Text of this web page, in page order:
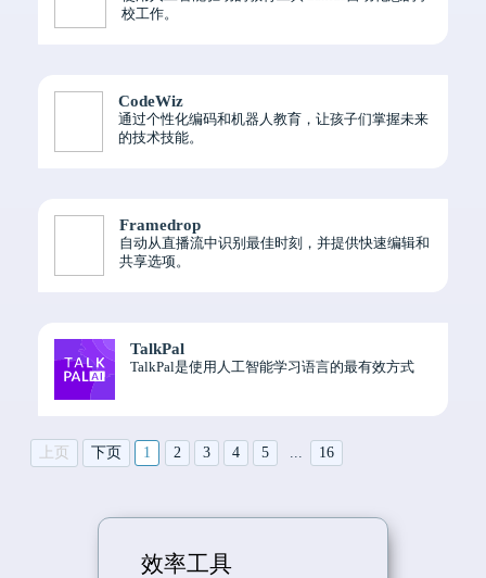
校工作。
CodeWiz
通过个性化编码和机器人教育，让孩子们掌握未来
的技术技能。
Framedrop
自动从直播流中识别最佳时刻，并提供快速编辑和
共享选项。
TalkPal
TalkPal是使用人工智能学习语言的最有效方式
上页 下页 1 2 3 4 5 16
效率工具